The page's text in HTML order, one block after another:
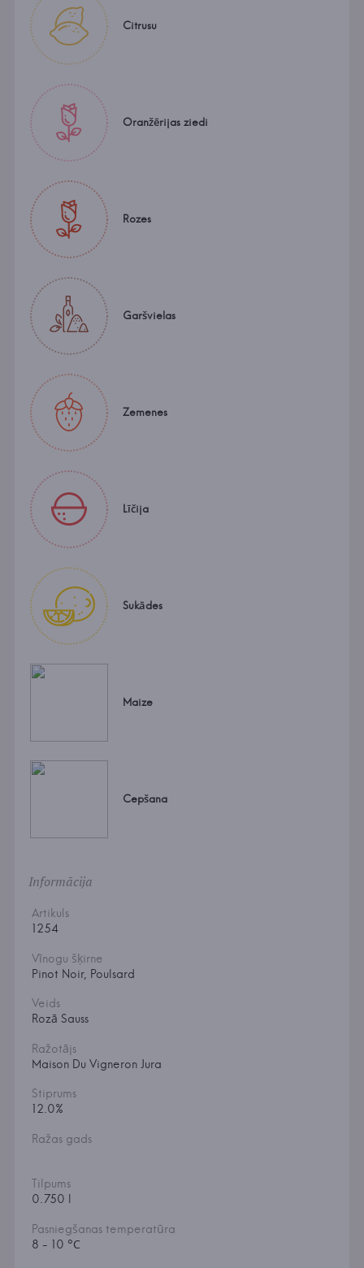
Citrusu
Oranžērijas ziedi
Rozes
Garšvielas
Zemenes
Līčija
Sukādes
Maize
Cepšana
Informācija
Artikuls
1254
Vīnogu šķirne
Pinot Noir, Poulsard
Veids
Rozā Sauss
Ražotājs
Maison Du Vigneron Jura
Stiprums
12.0%
Ražas gads
Tilpums
0.750 l
Pasniegšanas temperatūra
8 - 10 °С